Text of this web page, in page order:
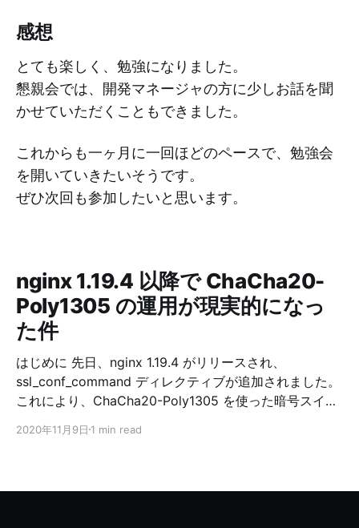
感想
とても楽しく、勉強になりました。
懇親会では、開発マネージャの方に少しお話を聞
かせていただくこともできました。
これからも一ヶ月に一回ほどのペースで、勉強会
を開いていきたいそうです。
ぜひ次回も参加したいと思います。
nginx 1.19.4 以降で ChaCha20-
Poly1305 の運用が現実的になっ
た件
はじめに 先日、nginx 1.19.4 がリリースされ、
ssl_conf_command ディレクティブが追加されました。
これにより、ChaCha20-Poly1305 を使った暗号スイー
の概要 RFC 7905 (2016/06) より、TLS における
以降で利用可能です。 ChaCha20-Poly1305 は、ストリ
2020年11月9日 1 min read